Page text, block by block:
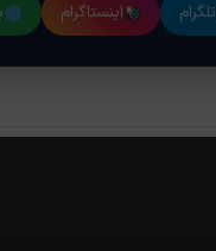
تلگرام اینستاگرام